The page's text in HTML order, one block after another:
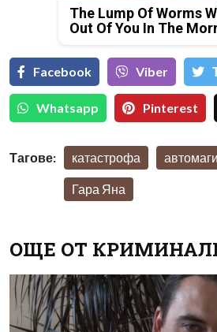
The Lump Of Worms
Out Of You In The
Facebook Viber
Whatsapp Pinterest
Тагове: катастрофа
Гара Яна
ОЩЕ ОТ